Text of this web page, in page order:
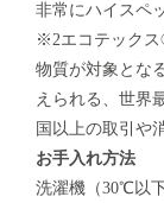
非常にハイスペ
※2エコテックス
物質が対象とな
えられる、世界
国以上の取引や
お手入れ方法
洗濯機（30℃以